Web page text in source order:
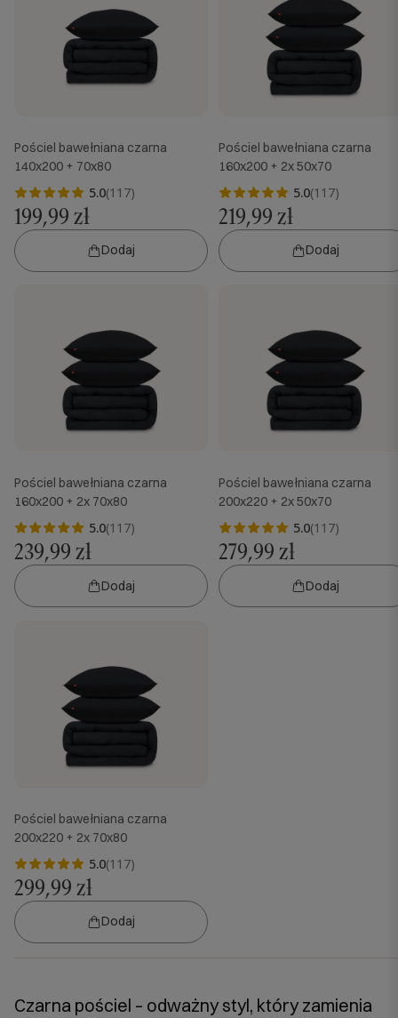
Pościel bawełniana czarna
140x200 + 70x80
5.0(117)
199,99 zł
Dodaj
Pościel bawełniana czarna
160x200 + 2x 50x70
5.0(117)
219,99 zł
Dodaj
Pościel bawełniana czarna
160x200 + 2x 70x80
5.0(117)
239,99 zł
Dodaj
Pościel bawełniana czarna
200x220 + 2x 50x70
5.0(117)
279,99 zł
Dodaj
Pościel bawełniana czarna
200x220 + 2x 70x80
5.0(117)
299,99 zł
Dodaj
Czarna pościel – odważny styl, który zamienia